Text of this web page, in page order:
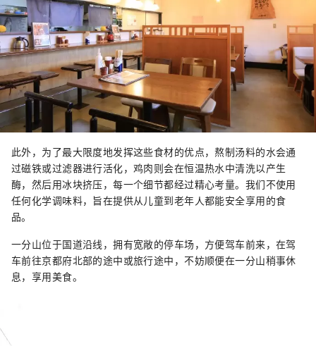
此外，为了最大限度地发挥这些食材的优点，熬制汤料的水会通
过磁铁或过滤器进行活化，鸡肉则会在恒温热水中清洗以产生
酶，然后用冰块挤压，每一个细节都经过精心考量。我们不使用
任何化学调味料，旨在提供从儿童到老年人都能安全享用的食
品。
一分山位于国道沿线，拥有宽敞的停车场，方便驾车前来，在驾
车前往京都府北部的途中或旅行途中，不妨顺便在一分山稍事休
息，享用美食。